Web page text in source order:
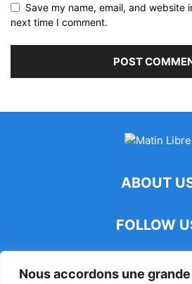
Nous accordons une
Save my name, email, and website
next time I comment.
ABOUT
FOLLOW